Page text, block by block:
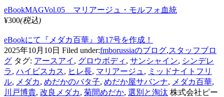
eBookMAGVol.05 マリアージュ・モルフォ血統
¥300(税込)
eBookにて『メダカ百華』第17号を作成！
2025年10月10日 Filed under:fmborussiaのブログ,スタッフブロ
グ タグ: アースアイ , グロウボディ , サンシャイン, シンデレ
ラ, ハイビスカス, ヒレ長, マリアージュ , ミッドナイトフリ
ル, メダカ, めだかのバタ子, めだか屋サバンナ, メダカ百華,
川戸博貴, 改良メダカ, 菊間めだか, 選別と淘汰 株式会社ピー